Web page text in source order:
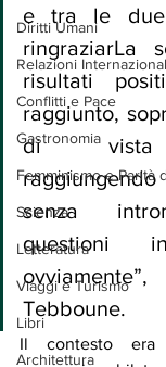
Diritti Umani
Relazioni
Conflitti e Pace
Gastronomia
Femminismo e Parità
Scienza
Letteratura
Viaggi e Turismo
Libri
Architettura
e tra le due
ringraziarLa
risultati
raggiunto,
di vista
senza
questioni
Tebboune.
Il contesto